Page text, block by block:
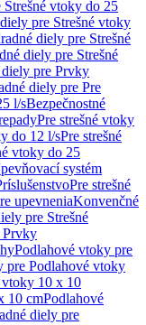
vtoky do 25
pre Strešné vtoky
diely pre Strešné
diely pre Strešné
pre Prvky
diely pre Pre
l/sBezpečnostné
Pre strešné vtoky
do 12 l/sPre strešné
vtoky do 25
systém
Pre strešné
upevneniaKonvenčné
pre Strešné
Prvky
Podlahové vtoky pre
pre Podlahové vtoky
10 x 10
10 cmPodlahové
diely pre